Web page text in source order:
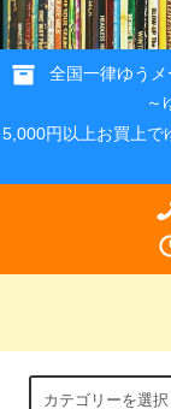
全国一律ゆう
～
5,000円以上お買上で